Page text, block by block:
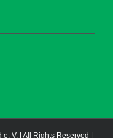
V. | All Rights Reserved |